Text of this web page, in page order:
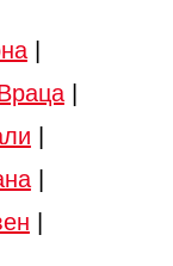
|
|
|